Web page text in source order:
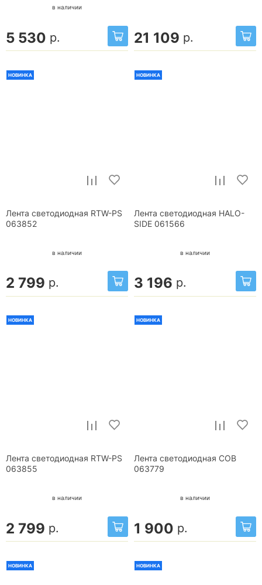
в наличии
5 530 р. 21 109 р.
НОВИНКА
Лента светодиодная RTW-PS
063852
в наличии
2 799 р.
НОВИНКА
Лента светодиодная HALO-
SIDE 061566
в наличии
3 196 р.
НОВИНКА
Лента светодиодная RTW-PS
063855
в наличии
2 799 р.
НОВИНКА
Лента светодиодная COB
063779
в наличии
1 900 р.
НОВИНКА НОВИНКА